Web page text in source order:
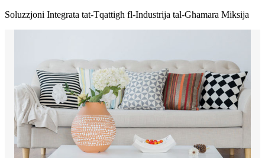
Soluzzjoni Integrata tat-Tqattigħ fl-Industrija tal-Għamara Miksija